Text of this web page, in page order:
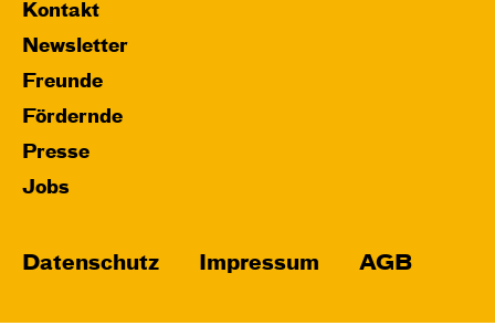
Kontakt
Newsletter
Freunde
Fördernde
Presse
Jobs
Datenschutz Impressum AGB